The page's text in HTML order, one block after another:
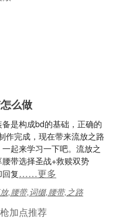
么做
是构成bd的基础，正确的
作完成，现在带来流放之路
起来学习一下吧。流放之
带选择圣战+救赎双势
复……更多
,腰带,词缀,腰带,之路